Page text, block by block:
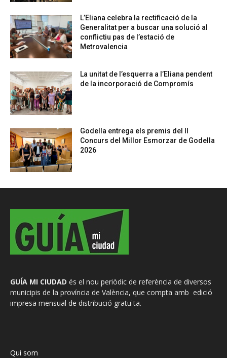
L’Eliana celebra la rectificació de la
Generalitat per a buscar una solució al
conflictiu pas de l’estació de
Metrovalencia
La unitat de l’esquerra a l’Eliana pendent
de la incorporació de Compromís
Godella entrega els premis del II
Concurs del Millor Esmorzar de Godella
2026
GUÍA MI CIUDAD és el nou periòdic de referència de diversos
municipis de la província de València, que compta amb edició
impresa mensual de distribució gratuïta.
Qui som